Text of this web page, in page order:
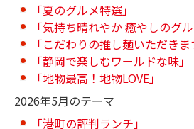
「夏のグルメ特選」
「気持ち晴れやか 癒やしのグル
「こだわりの推し麺いただきま
「静岡で楽しむワールドな味」
「地物最高！地物LOVE」
2026年5月のテーマ
「港町の評判ランチ」